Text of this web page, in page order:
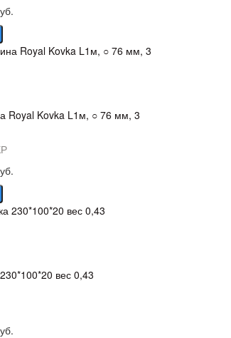
Royal Kovka L1м, ○ 76 мм, 3
вес 0,43